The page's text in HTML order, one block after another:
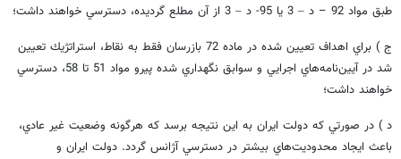
طبق مواد 92 – د
–
–
ج ) براي اهداف تعيين شده در ماده 72 بازرسان فقط به نقاط، استراتژيك تعيين
شد در آيين‌نامه‌هاي اجرايي و سوابق نگهداري شده پيرو مواد 51 تا 58، دسترسي
خواهند داشت؛
د ) در صورتي كه دولت ايران به اين نتيجه برسد كه هرگونه وضعيت غير عادي،
باعث ايجاد محدوديت‌هاي بيشتر در دسترسي آژانس گردد. دولت ايران و